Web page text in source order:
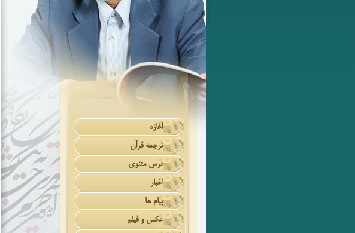
آغازه
ترجمه قرآن
درس مثنوی
اخبار
پیام ها
عکس و فیلم